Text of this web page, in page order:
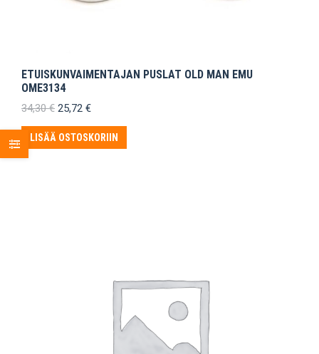
ETUISKUNVAIMENTAJAN PUSLAT OLD MAN EMU
OME3134
34,30€ Alkuperäinen
oli:
34,30 €.
25,72 €Nykyinen
on:
25,72 €.
LISÄÄ OSTOSKORIIN